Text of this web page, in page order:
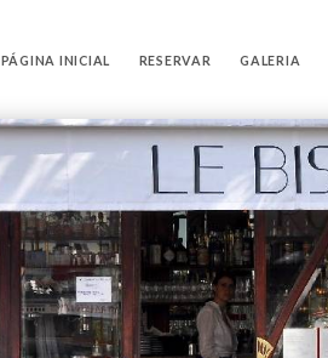
PÁGINA INICIAL RESERVAR GALERIA